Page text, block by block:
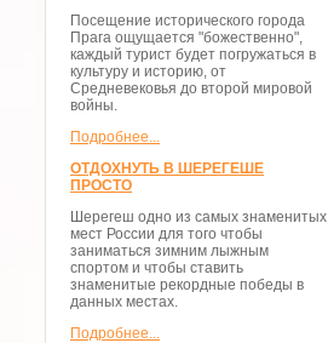
Посещение исторического города
Прага ощущается "божественно",
каждый турист будет погружаться в
культуру и историю, от
Средневековья до второй мировой
войны.
Подробнее...
ОТДОХНУТЬ В ШЕРЕГЕШЕ
ПРОСТО
Шерегеш одно из самых знаменитых
мест России для того чтобы
заниматься зимним лыжным
спортом и чтобы ставить
знаменитые рекордные победы в
данных местах.
Подробнее...